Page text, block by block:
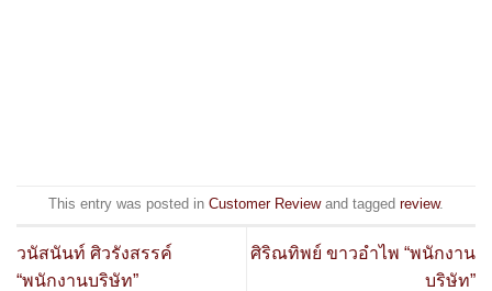
This entry was posted in Customer Reviewand tagged review.
วนัสนันท์ ศิวรังสรรค์
“พนักงานบริษัท”
ศิริณทิพย์ ขาวอำไพ “พนักงาน
บริษัท”